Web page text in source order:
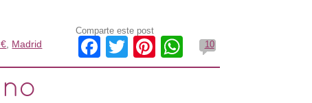
, Madrid
Comparte este post
Facebook
TwitterPinterest
WhatsApp
10